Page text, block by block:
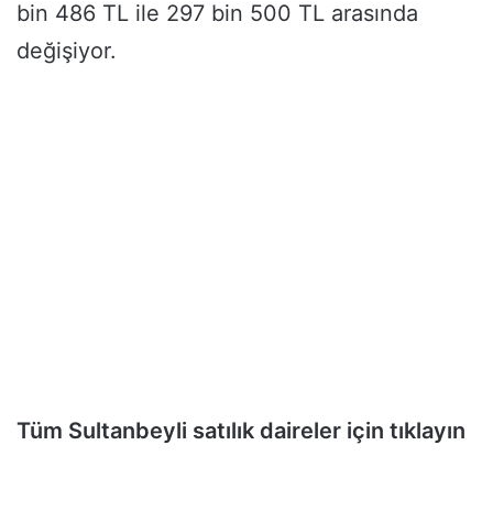
bin 486 TL ile 297 bin 500 TL arasında
değişiyor.
Tüm Sultanbeyli satılık daireler için tıklayın